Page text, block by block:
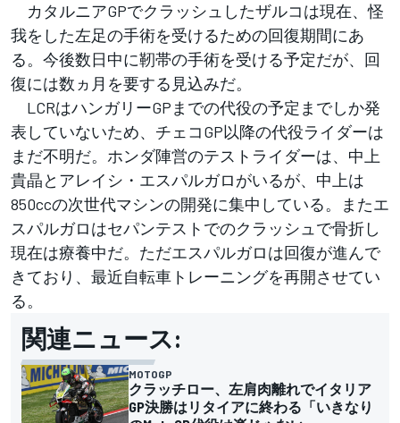
カタルニアGPでクラッシュしたザルコは現在、怪
我をした左足の手術を受けるための回復期間にあ
る。今後数日中に靭帯の手術を受ける予定だが、回
復には数ヵ月を要する見込みだ。
LCRはハンガリーGPまでの代役の予定までしか発
表していないため、チェコGP以降の代役ライダーは
まだ不明だ。ホンダ陣営のテストライダーは、中上
貴晶とアレイシ・エスパルガロがいるが、中上は
850ccの次世代マシンの開発に集中している。またエ
スパルガロはセパンテストでのクラッシュで骨折し
現在は療養中だ。ただエスパルガロは回復が進んで
きており、最近自転車トレーニングを再開させてい
る。
関連ニュース:
MOTOGP
クラッチロー、左肩肉離れでイタリア
GP決勝はリタイアに終わる「いきなり